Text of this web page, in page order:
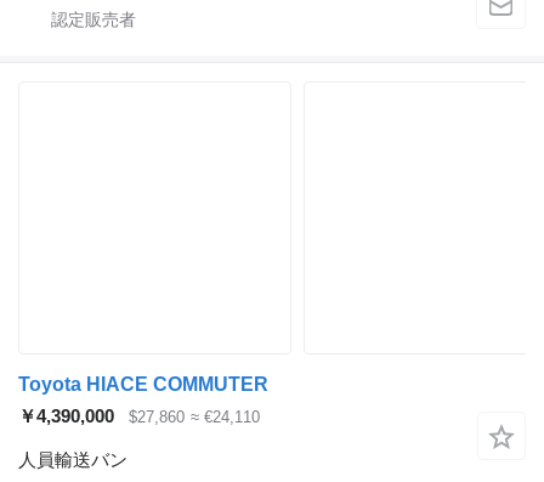
Toyota HIACE COMMUTER
￥4,390,000
$27,860 ≈ €24,110
人員輸送バン